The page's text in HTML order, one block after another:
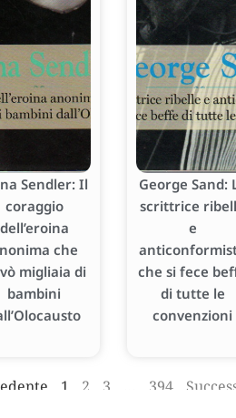
Sendler: Il
coraggio
dell’eroina
che
migliaia di
bambini
George Sand:
scrittrice
e
che si fece
di tutte le
convenzioni
1 2 3 394